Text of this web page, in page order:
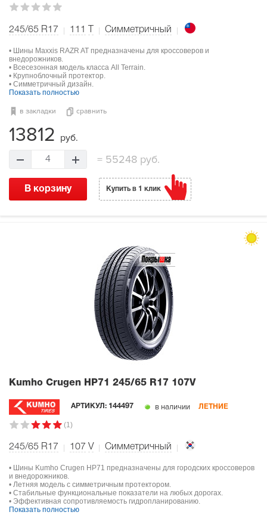
245/65 R17 111 Симметричный
• Шины Maxxis RAZR AT предназначены для кроссоверов и
внедорожников.
• Всесезонная модель класса All Terrain.
• Крупноблочный протектор.
• Симметричный дизайн.
Показать полностью
в закладки сравнить
13812 руб.
4 = 55248 руб.
В корзину Купить в 1 клик
Kumho Crugen HP71 245/65 R17 107V
АРТИКУЛ: 144497 в наличии ЛЕТНИЕ
(1)
245/65 R17 107 V Симметричный
• Шины Kumho Crugen HP71 предназначены для городских кроссоверов
и внедорожников.
• Летняя модель с симметричным протектором.
• Стабильные функциональные показатели на любых дорогах.
• Эффективная сопротивляемость гидропланированию.
Показать полностью